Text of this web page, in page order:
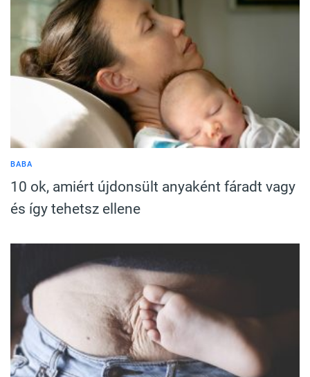
BABA
10 ok, amiért újdonsült anyaként fáradt vagy
és így tehetsz ellene